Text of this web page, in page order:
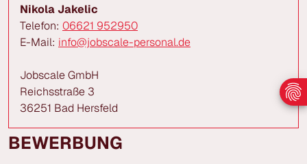
Nikola Jakelic
Telefon: 06621 952950
E-Mail: info@jobscale-personal.de
Jobscale GmbH
Reichsstraße 3
36251 Bad Hersfeld
BEWERBUNG